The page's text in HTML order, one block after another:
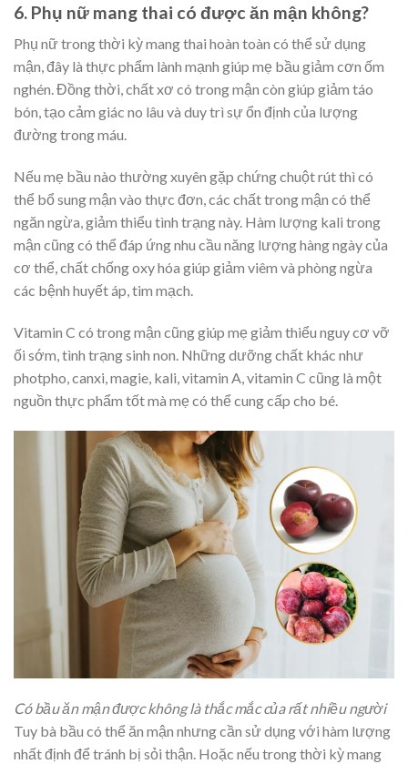
6. Phụ nữ mang thai có được ăn mận không?
Phụ nữ trong thời kỳ mang thai hoàn toàn có thể sử dụng
mận, đây là thực phẩm lành mạnh giúp mẹ bầu giảm cơn ốm
nghén. Đồng thời, chất xơ có trong mận còn giúp giảm táo
bón, tạo cảm giác no lâu và duy trì sự ổn định của lượng
đường trong máu.
Nếu mẹ bầu nào thường xuyên gặp chứng chuột rút thì có
thể bổ sung mận vào thực đơn, các chất trong mận có thể
ngăn ngừa, giảm thiểu tình trạng này. Hàm lượng kali trong
mận cũng có thể đáp ứng nhu cầu năng lượng hàng ngày của
cơ thể, chất chống oxy hóa giúp giảm viêm và phòng ngừa
các bệnh huyết áp, tim mạch.
Vitamin C có trong mận cũng giúp mẹ giảm thiểu nguy cơ vỡ
ối sớm, tình trạng sinh non. Những dưỡng chất khác như
photpho, canxi, magie, kali, vitamin A, vitamin C cũng là một
nguồn thực phẩm tốt mà mẹ có thể cung cấp cho bé.
Có bầu ăn mận được không là thắc mắc của rất nhiều người
Tuy bà bầu có thể ăn mận nhưng cần sử dụng với hàm lượng
nhất định để tránh bị sỏi thận. Hoặc nếu trong thời kỳ mang